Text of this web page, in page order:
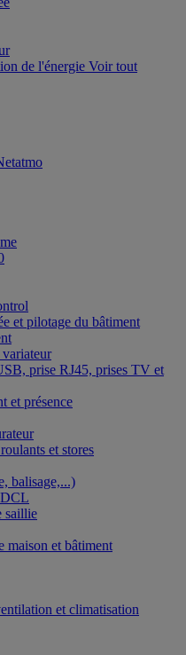
de l'énergie Voir tout
et pilotage du bâtiment
prise RJ45, prises TV et
et présence
et stores
balisage,...)
DCL
saillie
maison et bâtiment
et climatisation